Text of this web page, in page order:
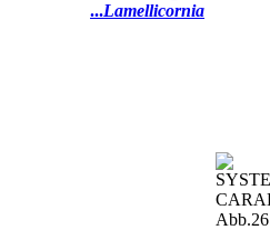
...Lamellicornia
Abb.26